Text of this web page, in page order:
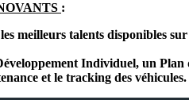
:
meilleurs talents disponibles
Individuel, un Plan
et le tracking des véhicules.